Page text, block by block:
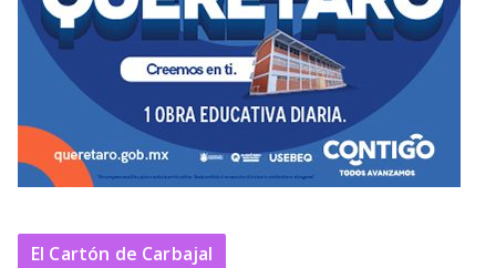
El Cartón de Carbajal